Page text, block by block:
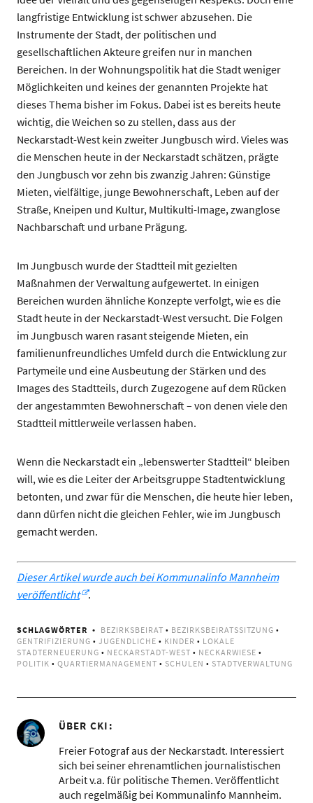
langfristige Entwicklung ist schwer abzusehen. Die
Instrumente der Stadt, der politischen und
gesellschaftlichen Akteure greifen nur in manchen
Bereichen. In der Wohnungspolitik hat die Stadt weniger
Möglichkeiten und keines der genannten Projekte hat
dieses Thema bisher im Fokus. Dabei ist es bereits heute
wichtig, die Weichen so zu stellen, dass aus der
Neckarstadt-West kein zweiter Jungbusch wird. Vieles was
die Menschen heute in der Neckarstadt schätzen, prägte
den Jungbusch vor zehn bis zwanzig Jahren: Günstige
Mieten, vielfältige, junge Bewohnerschaft, Leben auf der
Straße, Kneipen und Kultur, Multikulti-Image, zwanglose
Nachbarschaft und urbane Prägung.
Im Jungbusch wurde der Stadtteil mit gezielten
Maßnahmen der Verwaltung aufgewertet. In einigen
Bereichen wurden ähnliche Konzepte verfolgt, wie es die
Stadt heute in der Neckarstadt-West versucht. Die Folgen
im Jungbusch waren rasant steigende Mieten, ein
familienunfreundliches Umfeld durch die Entwicklung zur
Partymeile und eine Ausbeutung der Stärken und des
Images des Stadtteils, durch Zugezogene auf dem Rücken
der angestammten Bewohnerschaft – von denen viele den
Stadtteil mittlerweile verlassen haben.
Wenn die Neckarstadt ein „lebenswerter Stadtteil“ bleiben
will, wie es die Leiter der Arbeitsgruppe Stadtentwicklung
betonten, und zwar für die Menschen, die heute hier leben,
dann dürfen nicht die gleichen Fehler, wie im Jungbusch
gemacht werden.
Dieser Artikel wurde auch bei Kommunalinfo Mannheim
veröffentlicht
.
SCHLAGWÖRTER BEZIRKSBEIRAT • BEZIRKSBEIRATSSITZUNG •
GENTRIFIZIERUNG • JUGENDLICHE • KINDER • LOKALE
STADTERNEUERUNG • NECKARSTADT-WEST • NECKARWIESE •
POLITIK • QUARTIERMANAGEMENT • SCHULEN • STADTVERWALTUNG
ÜBER CKI
Freier Fotograf aus der Neckarstadt. Interessiert
sich bei seiner ehrenamtlichen journalistischen
Arbeit v.a. für politische Themen. Veröffentlicht
auch regelmäßig bei Kommunalinfo Mannheim.